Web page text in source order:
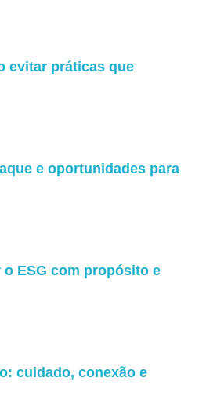
evitar práticas que
e oportunidades para
ESG com propósito e
cuidado, conexão e